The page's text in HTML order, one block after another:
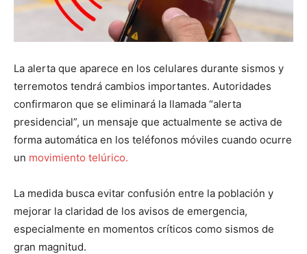
La alerta que aparece en los celulares durante sismos y
terremotos tendrá cambios importantes. Autoridades
confirmaron que se eliminará la llamada “alerta
presidencial”, un mensaje que actualmente se activa de
forma automática en los teléfonos móviles cuando ocurre
un movimiento telúrico.
La medida busca evitar confusión entre la población y
mejorar la claridad de los avisos de emergencia,
especialmente en momentos críticos como sismos de
gran magnitud.